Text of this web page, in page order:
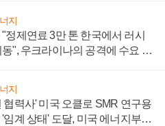
지
"정제연료 3만 톤 한국에서 러시
", 우크라이나의 공격에 수요 늘
지
협력사' 미국 오클로 SMR 연구용
임계 상태' 도달, 미국 에너지부